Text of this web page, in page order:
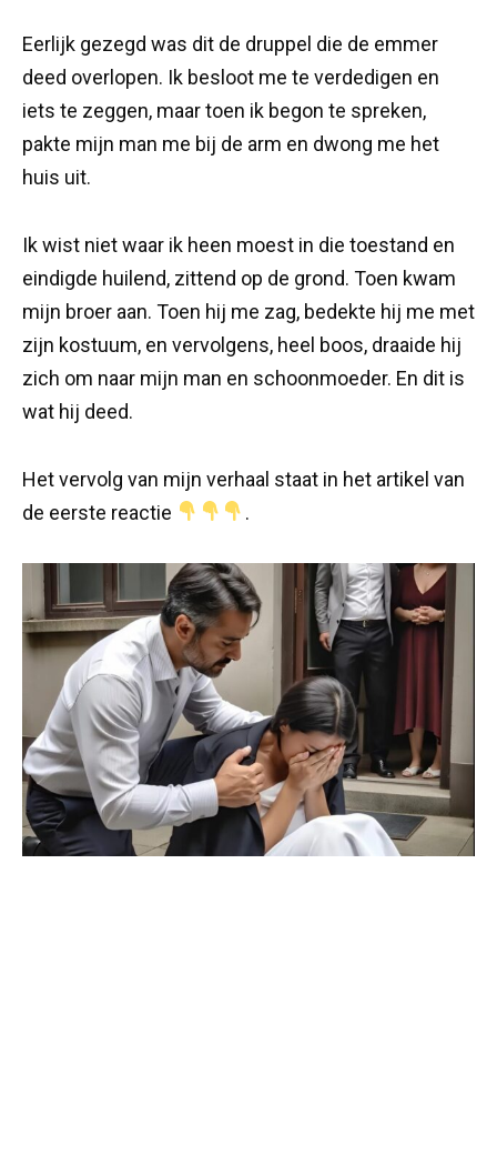
Eerlijk gezegd was dit de druppel die de emmer
deed overlopen. Ik besloot me te verdedigen en
iets te zeggen, maar toen ik begon te spreken,
pakte mijn man me bij de arm en dwong me het
huis uit.
Ik wist niet waar ik heen moest in die toestand en
eindigde huilend, zittend op de grond. Toen kwam
mijn broer aan. Toen hij me zag, bedekte hij me met
zijn kostuum, en vervolgens, heel boos, draaide hij
zich om naar mijn man en schoonmoeder. En dit is
wat hij deed.
Het vervolg van mijn verhaal staat in het artikel van
de eerste reactie
.